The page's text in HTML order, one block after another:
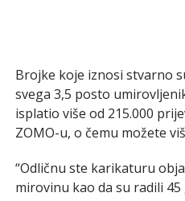
Brojke koje iznosi stvarno
svega 3,5 posto
isplatio više od 215.000
ZOMO-u, o čemu možete
“Odličnu ste karikaturu
mirovinu kao da su radili